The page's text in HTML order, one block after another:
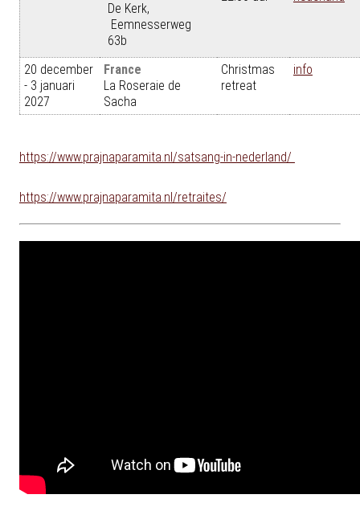
De Kerk,
Eemnesserweg
63b
20 december
- 3 januari
2027
France
La Roseraie de
Sacha
Christmas
retreat
info
https://www.prajnaparamita.nl/satsang-in-nederland/
https://www.prajnaparamita.nl/retraites/